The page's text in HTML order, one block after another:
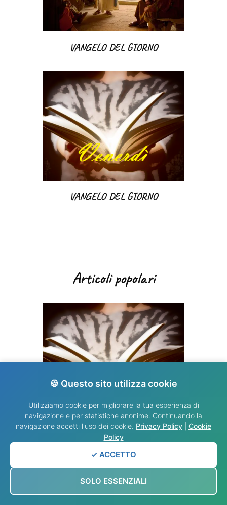
VANGELO DEL GIORNO
VANGELO DEL GIORNO
Articoli popolari
VANGELO DEL GIORNO
🍪 Questo sito utilizza cookie
Utilizziamo cookie per migliorare la tua esperienza di
navigazione e per statistiche anonime. Continuando la
navigazione accetti l'uso dei cookie. Privacy Policy
Cookie
Policy
✓ ACCETTO
SOLO ESSENZIALI